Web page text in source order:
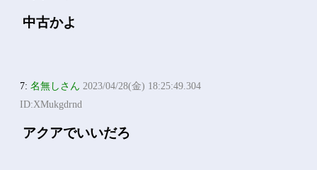
中古かよ
7:名無しさん 2023/04/28(金) 18:25:49.304
ID:XMukgdrnd
アクアでいいだろ